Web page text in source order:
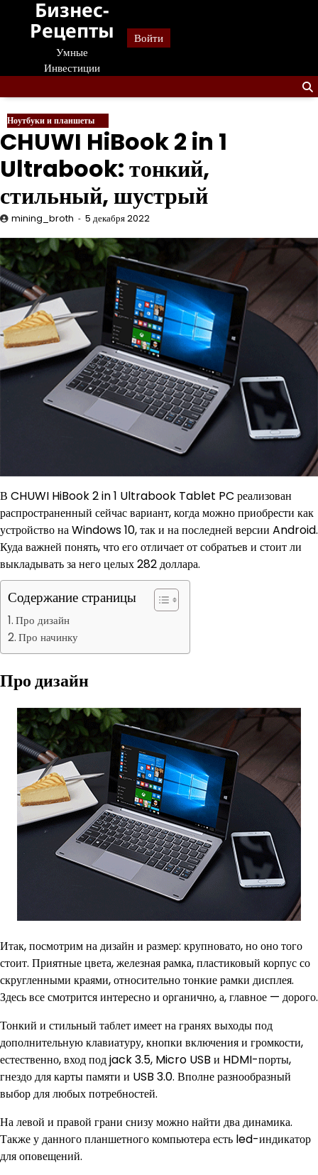
Перейти
содержанию
Бизнес-
Рецепты
Умные
Инвестиции
Войти
Ноутбуки и планшеты
CHUWI HiBook 2 in 1
Ultrabook: тонкий,
стильный, шустрый
mining_broth 5 декабря 2022
В CHUWI HiBook 2 in 1 Ultrabook Tablet PC реализован
распространенный сейчас вариант, когда можно приобрести как
устройство на Windows 10, так и на последней версии Android.
Куда важней понять, что его отличает от собратьев и стоит ли
выкладывать за него целых 282 доллара.
Содержание страницы
Про дизайн
Про начинку
Про дизайн
Итак, посмотрим на дизайн и размер: крупновато, но оно того
стоит. Приятные цвета, железная рамка, пластиковый корпус со
скругленными краями, относительно тонкие рамки дисплея.
Здесь все смотрится интересно и органично, а, главное — дорого.
Тонкий и стильный таблет имеет на гранях выходы под
дополнительную клавиатуру, кнопки включения и громкости,
естественно, вход под jack 3.5, Micro USB и HDMI-порты,
гнездо для карты памяти и USB 3.0. Вполне разнообразный
выбор для любых потребностей.
На левой и правой грани снизу можно найти два динамика.
Также у данного планшетного компьютера есть led-индикатор
для оповещений.